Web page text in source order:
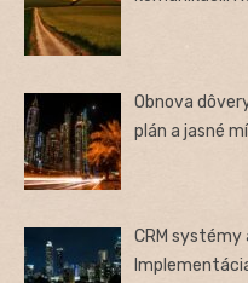
Obnova
plán a jasné
CRM systémy